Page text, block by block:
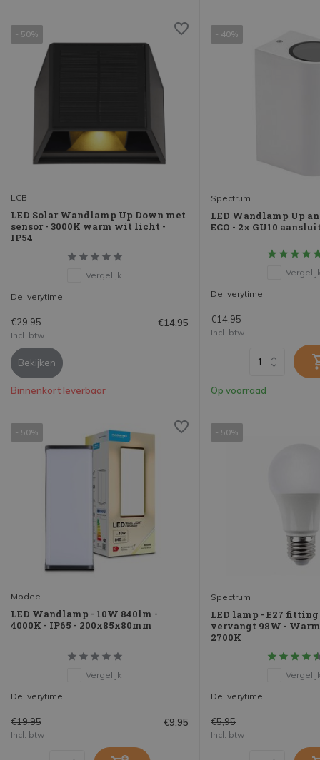
- 50%
LCB
LED Solar Wandlamp Up Down met
sensor - 3000K warm wit licht -
IP54
Vergelijk
Deliverytime
€29,95 €14,95
Incl. btw
Bekijken
Binnenkort leverbaar
- 40%
Spectrum
LED Wandlamp Up
ECO - 2x GU10
Deliverytime
€14,95
Incl. btw
Op voorraad
- 50%
Modee
LED Wandlamp - 10W 840lm -
4000K - IP65 - 200x85x80mm
Vergelijk
Deliverytime
€19,95 €9,95
Incl. btw
- 50%
Spectrum
LED lamp - E27 fitting
vervangt 98W -
2700K
Deliverytime
€5,95
Incl. btw